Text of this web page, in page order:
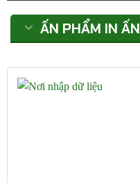
ẤN PHẨM IN ẤN